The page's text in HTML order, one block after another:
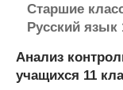
Старшие
Русский язык
Анализ
учащихся 11